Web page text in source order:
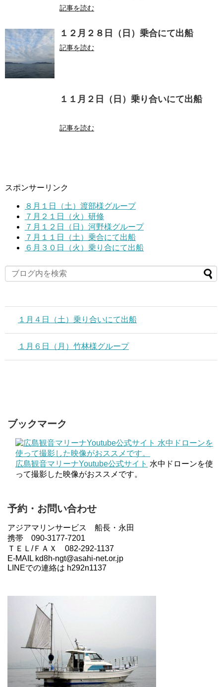
記事を読む
１２月２８日（日）乗合にて出船
記事を読む
１１月２日（日）乗り合いにて出船
記事を読む
スポンサーリンク
８月１日（土）渡部様グループ
７月２１日（火）研修
７月１２日（日）河野様グループ
７月１１日（土）乗合にて出船
６月３０日（火）乗り合にて出船
１月４日（土）乗り合いにて出船
１月６日（月）竹林様グループ
ブックマーク
広島観音マリーナYoutube公式サイト 水中ドローンを使
って撮影した映像がおススメです。
予約・お問い合わせ
アジアマリンサービス 船長・永田
携帯 090-3177-7201
ＴＥＬ/ＦＡＸ 082-292-1137
E-MAIL kd8h-ngt@asahi-net.or.jp
LINEでの連絡は h292n1137